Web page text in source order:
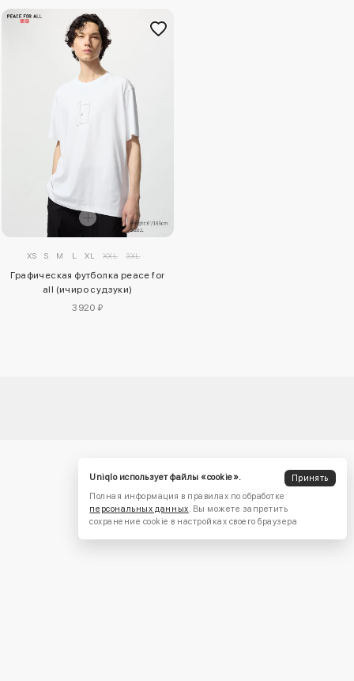
XS S M L XL XXL 3XL
Графическая футболка peace for
all (ичиро судзуки)
3920 ₽
Uniqlo использует файлы «cookie».
Принять
Полная информация в правилах по обработке
персональных данных. Вы можете запретить
сохранение cookie в настройках своего браузера